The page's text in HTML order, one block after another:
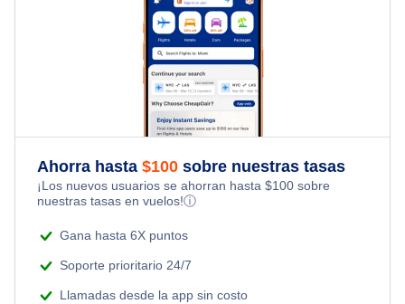
Vuelos de Dallas a Colorado Springs
Vuelos de los Angeles a Colorado Springs
Vuelos de Colorado Springs a Houston
Ahorra hasta $100 sobre nuestras tasas
¡Los nuevos usuarios se ahorran hasta $100 sobre
nuestras tasas en vuelos!ⓘ
Gana hasta 6X puntos
Soporte prioritario 24/7
Llamadas desde la app sin costo